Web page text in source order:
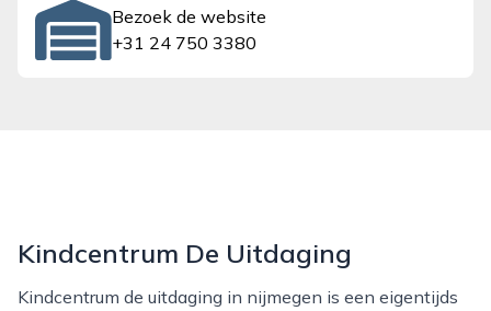
Bezoek de website
+31 24 750 3380
Kindcentrum De Uitdaging
Kindcentrum de uitdaging in nijmegen is een eigentijds